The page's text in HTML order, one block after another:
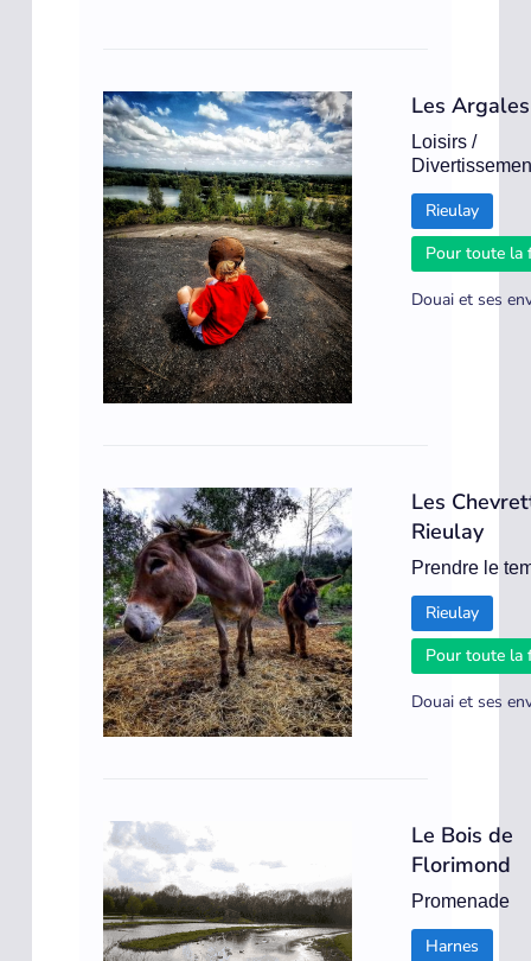
Les Argales
Loisirs /
Rieulay
Pour toute la
Douai et ses
Les
Rieulay
Prendre le
Rieulay
Pour toute la
Douai et ses
Le Bois de
Florimond
Promenade
Harnes